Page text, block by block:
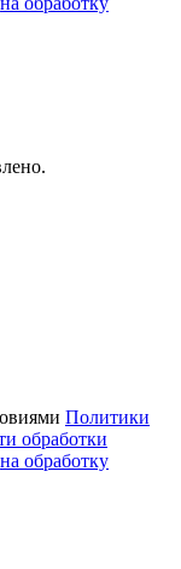
Политики
обработки
на обработку